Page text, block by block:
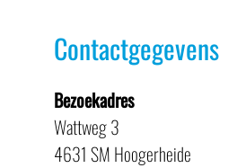
Contactgegevens
Bezoekadres
Wattweg 3
4631 SM Hoogerheide